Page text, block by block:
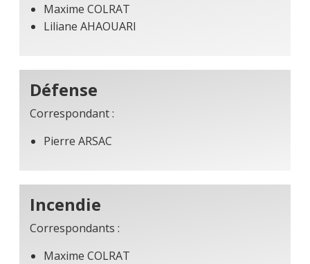
Maxime COLRAT
Liliane AHAOUARI
Défense
Correspondant :
Pierre ARSAC
Incendie
Correspondants :
Maxime COLRAT